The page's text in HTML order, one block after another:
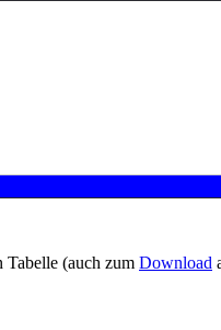
Tabelle (auch zum Download